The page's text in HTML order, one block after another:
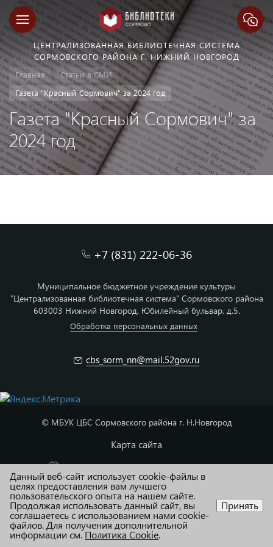
ЦЕНТРАЛИЗОВАННАЯ БИБЛИОТЕЧНАЯ СИСТЕМА
СОРМОВСКОГО РАЙОНА Г. НИЖНИЙ НОВГОРОД
Главная
Статьи в СМИ
Газета "Красный Сормович" за 2024 год
Газета "Красный Сормович" за
2024 год
+7 (831) 222-06-36
Муниципальное бюджетное учреждение культуры
"Централизованная библиотечная система" Сормовского района
603003 Нижний Новгород, Юбилейный бульвар, д.5.
Обработка персональных данных
cbs_sorm_nn@mail.52gov.ru
© МБУК ЦБС Сормовского района г. Н.Новгород
Карта сайта
Данный веб-сайт использует cookie-файлы в
целях предоставления вам лучшего
пользовательского опыта на нашем сайте.
Продолжая использовать данный сайт, вы
соглашаетесь с использованием нами cookie-
файлов. Для получения дополнительной
информации см.Политика Cookie.
Принять